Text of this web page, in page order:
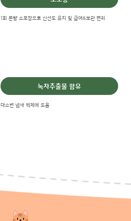
1회 분량 소포장으로 신선도 유지 및 급여&보관 편리
녹차추출물 함유
대소변 냄새 억제에 도움